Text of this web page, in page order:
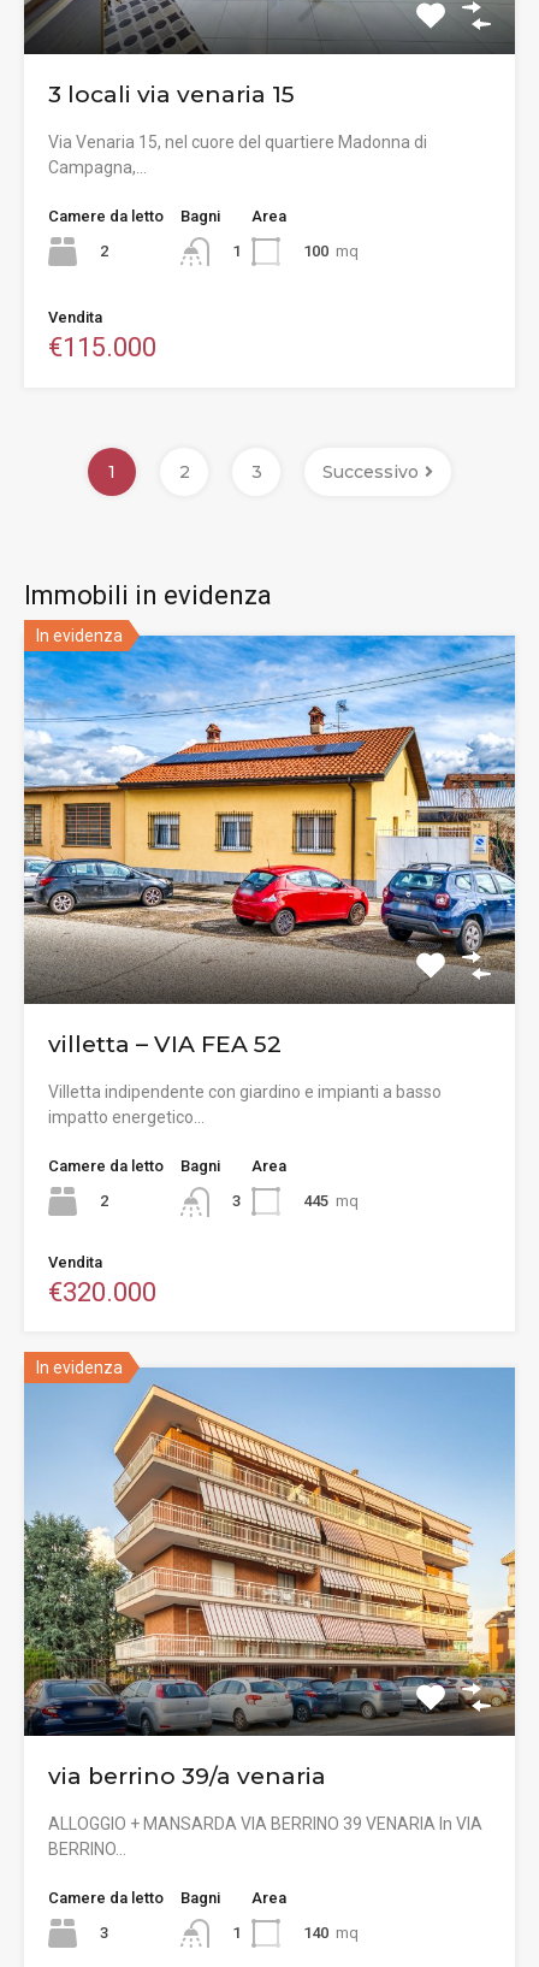
3 locali via venaria 15
Via Venaria 15, nel cuore del quartiere Madonna di
Campagna,…
Camere da letto
2
Bagni
1
Area
100 mq
Vendita
€115.000
1 2 3 Successivo
Immobili in evidenza
In evidenza
villetta – VIA FEA 52
Villetta indipendente con giardino e impianti a basso
impatto energetico…
Camere da letto
2
Bagni
3
Area
445 mq
Vendita
€320.000
In evidenza
via berrino 39/a venaria
ALLOGGIO + MANSARDA VIA BERRINO 39 VENARIA In VIA
BERRINO…
Camere da letto
3
Bagni
1
Area
140 mq